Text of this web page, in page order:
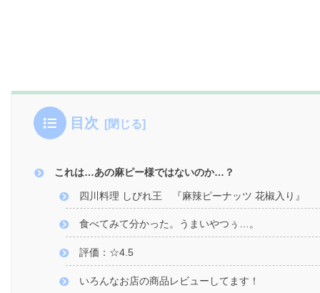
目次
これは…あの麻ピー様ではないのか…？
四川料理 しびれ王 『麻辣ピーナッツ 花椒入り』
食べてみて分かった。うまいやつぅ…。
評価：☆4.5
いろんなお店の商品レビューしてます！